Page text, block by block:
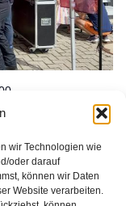
wir Technologien wie
oder darauf
können wir Daten
Website verarbeiten.
N
a
i
g
a
präsentiert
Stuhr-Brinkum